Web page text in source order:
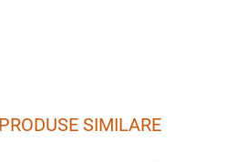
PRODUSE SIMILARE